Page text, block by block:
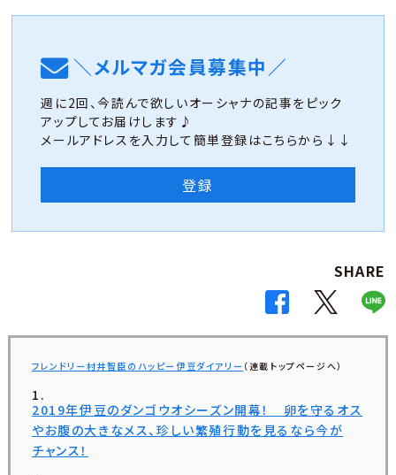
＼メルマガ会員募集中／
週に2回、今読んで欲しいオーシャナの記事をピック
アップしてお届けします♪
メールアドレスを入力して簡単登録はこちらから↓↓
登録
SHARE
フレンドリー村井智臣のハッピー伊豆ダイアリー （連載トップページへ）
2019年伊豆のダンゴウオシーズン開幕！ 卵を守るオス
やお腹の大きなメス、珍しい繁殖行動を見るなら今が
チャンス！